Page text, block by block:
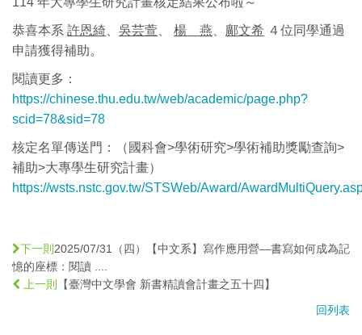
恭喜本系 許恩綺 吳芸萱 楊 燕 鄺文希 ４位同學通過
申請獲得補助。
閱讀更多：
https://chinese.thu.edu.tw/web/academic/page.php?
scid=78&sid=78
核定名單傳送門：（國科會>學術研究>學術補助獎勵查詢>
補助>大專學生研究計畫）
https://wsts.nstc.gov.tw/STSWeb/Award/
下一則 2025/07/31（四）【中文系】寫作應用營—書寫如何成為記
憶的座標：閱讀 ....
上一則
【臺灣中文學會 新書精讀會計畫之五十四】
回列表